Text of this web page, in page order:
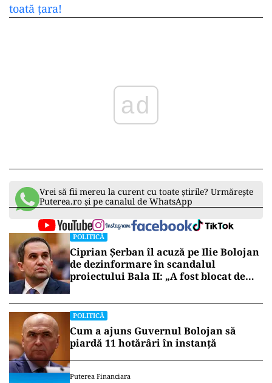
toată țara!
ad
Vrei să fii mereu la curent cu toate știrile? Urmărește
Puterea.ro și pe canalul de WhatsApp
POLITICĂ
Ciprian Șerban îl acuză pe Ilie Bolojan
de dezinformare în scandalul
proiectului Bala II: „A fost blocat de
POLITICĂ
Cum a ajuns Guvernul Bolojan să
piardă 11 hotărâri în instanță
Puterea Financiara